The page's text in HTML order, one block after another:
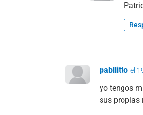
pabllitto el
yo tengos
sus propias